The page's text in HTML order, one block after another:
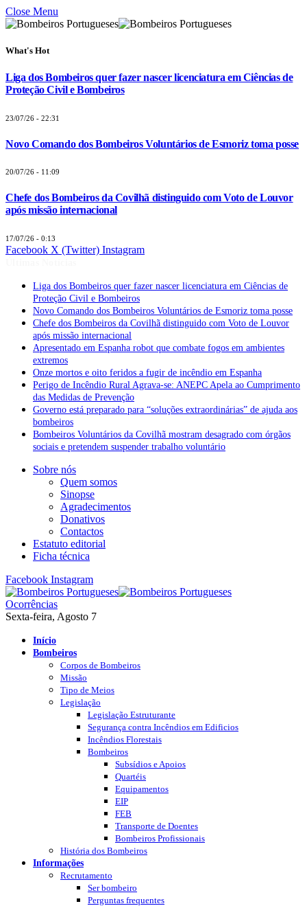
Close Menu
What's Hot
Liga dos Bombeiros quer fazer nascer licenciatura em Ciências de
Proteção Civil e Bombeiros
23/07/26 - 22:31
Novo Comando dos Bombeiros Voluntários de Esmoriz toma posse
20/07/26 - 11:09
Chefe dos Bombeiros da Covilhã distinguido com Voto de Louvor
após missão internacional
17/07/26 - 0:13
Facebook X (Twitter) Instagram
Liga dos Bombeiros quer fazer nascer licenciatura em Ciências de
Proteção Civil e Bombeiros
Novo Comando dos Bombeiros Voluntários de Esmoriz toma posse
Chefe dos Bombeiros da Covilhã distinguido com Voto de Louvor
após missão internacional
Apresentado em Espanha robot que combate fogos em ambientes
extremos
Onze mortos e oito feridos a fugir de incêndio em Espanha
Perigo de Incêndio Rural Agrava-se: ANEPC Apela ao Cumprimento
das Medidas de Prevenção
Governo está preparado para “soluções extraordinárias” de ajuda aos
bombeiros
Bombeiros Voluntários da Covilhã mostram desagrado com órgãos
sociais e pretendem suspender trabalho voluntário
Sobre nós
Quem somos
Sinopse
Agradecimentos
Donativos
Contactos
Estatuto editorial
Ficha técnica
Facebook Instagram
Ocorrências
Sexta-feira, Agosto 7
Início
Bombeiros
Corpos de Bombeiros
Missão
Tipo de Meios
Legislação
Legislação Estruturante
Segurança contra Incêndios em Edificios
Incêndios Florestais
Bombeiros
Subsídios e Apoios
Quartéis
Equipamentos
EIP
FEB
Transporte de Doentes
Bombeiros Profissionais
História dos Bombeiros
Informações
Recrutamento
Ser bombeiro
Perguntas frequentes